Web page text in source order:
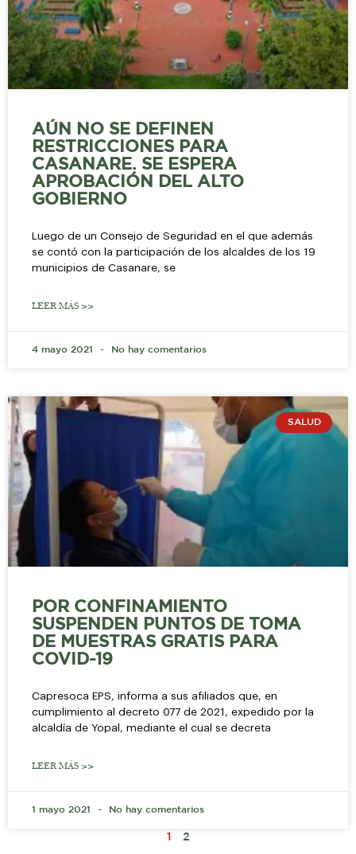
AÚN NO SE DEFINEN
RESTRICCIONES PARA
CASANARE. SE ESPERA
APROBACIÓN DEL ALTO
GOBIERNO
Luego de un Consejo de Seguridad en el que además
se contó con la participación de los alcaldes de los 19
municipios de Casanare, se
LEER MÁS >>
4 mayo 2021 No hay comentarios
SALUD
POR CONFINAMIENTO
SUSPENDEN PUNTOS DE TOMA
DE MUESTRAS GRATIS PARA
COVID-19
Capresoca EPS, informa a sus afiliados que, en
cumplimiento al decreto 077 de 2021, expedido por la
alcaldía de Yopal, mediante el cual se decreta
LEER MÁS >>
1 mayo 2021 No hay comentarios
1 2